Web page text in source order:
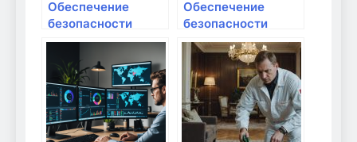
Обеспечение
безопасности
детей в интернете
с помощью
фильтров и
контроля:
практические
советы для
Обеспечение
безопасности
онлайн-банкинга и
платежных систем
дома:
практические
советы и
рекомендации